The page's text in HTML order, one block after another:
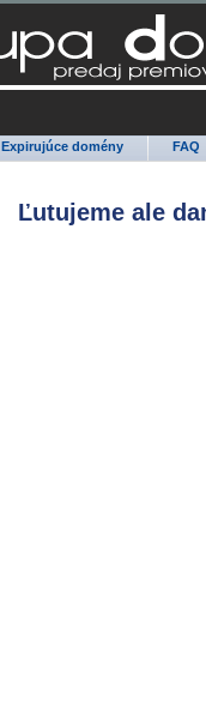
Expirujúce domény FAQ
Ľutujeme ale